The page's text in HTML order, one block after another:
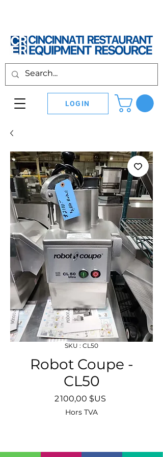
LOGIN
SKU : CL50
Robot Coupe -
CL50
2 100,00 $US
Hors TVA